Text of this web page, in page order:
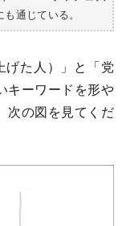
通じている。
た人）」と「党
キーワードを形や
次の図を見てくだ